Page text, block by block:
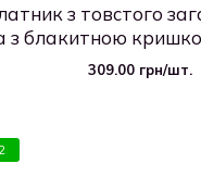
з товстого
з блакитною
Чефс 230 мм
309.00 грн/шт.
2